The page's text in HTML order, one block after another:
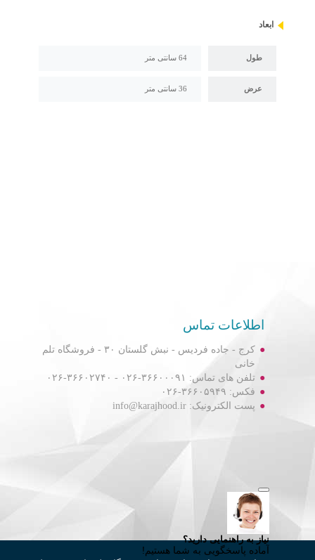
ابعاد
طول 64 سانتی متر
عرض 36 سانتی متر
اطلاعات تماس
کرج - جاده فردیس - نبش گلستان ۳۰ - فروشگاه تلم
خانی
تلفن های تماس: ۳۶۶۰۰۰۹۱-۰۲۶ - ۳۶۶۰۲۷۴۰-۰۲۶
فکس: ۳۶۶۰۵۹۴۹-۰۲۶
پست الکترونیک: info@karajhood.ir